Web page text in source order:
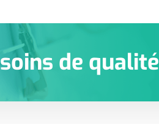
soins de qualité